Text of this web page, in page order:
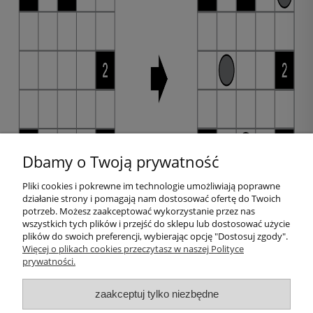
Pomoc
Moje konto
Informacje
Dbamy o Twoją prywatność
Pliki cookies i pokrewne im technologie umożliwiają poprawne
działanie strony i pomagają nam dostosować ofertę do Twoich
potrzeb. Możesz zaakceptować wykorzystanie przez nas
wszystkich tych plików i przejść do sklepu lub dostosować użycie
plików do swoich preferencji, wybierając opcję "Dostosuj zgody".
Więcej o plikach cookies przeczytasz w naszej Polityce
prywatności.
zaakceptuj tylko niezbędne